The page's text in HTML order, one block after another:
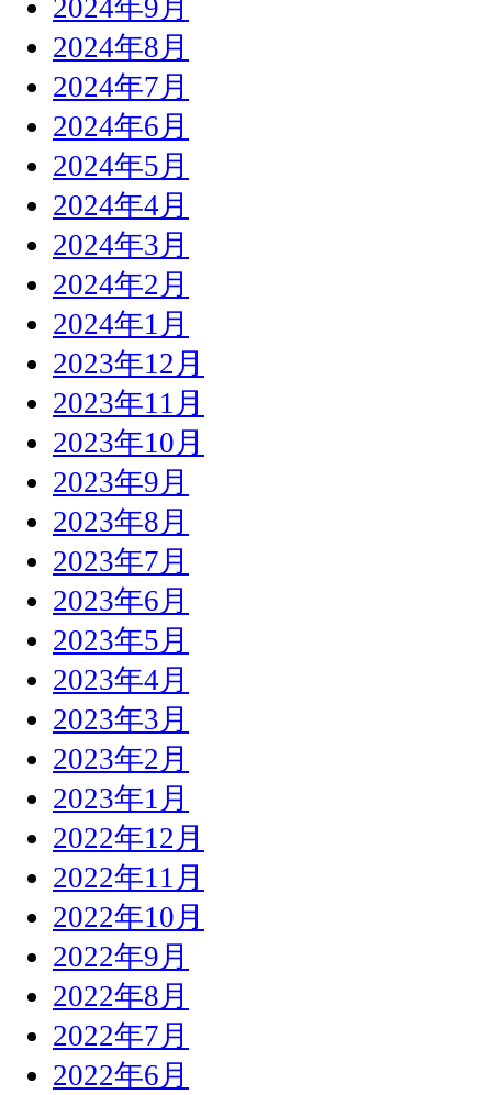
2024年9月
2024年8月
2024年7月
2024年6月
2024年5月
2024年4月
2024年3月
2024年2月
2024年1月
2023年12月
2023年11月
2023年10月
2023年9月
2023年8月
2023年7月
2023年6月
2023年5月
2023年4月
2023年3月
2023年2月
2023年1月
2022年12月
2022年11月
2022年10月
2022年9月
2022年8月
2022年7月
2022年6月